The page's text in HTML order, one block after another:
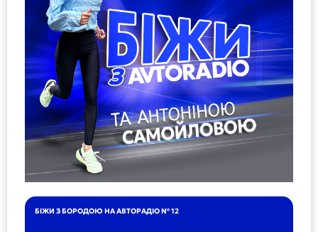
БІЖИ З БОРОДОЮ НА АВТОРАДІО № 12